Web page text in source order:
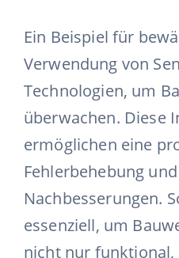
Ein Beispiel für
Verwendung von
Technologien, um
überwachen. Diese
ermöglichen eine
Fehlerbehebung
Nachbesserungen.
essenziell, um
nicht nur funktional,